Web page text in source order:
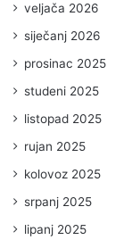
veljača 2026
siječanj 2026
prosinac 2025
studeni 2025
listopad 2025
rujan 2025
kolovoz 2025
srpanj 2025
lipanj 2025